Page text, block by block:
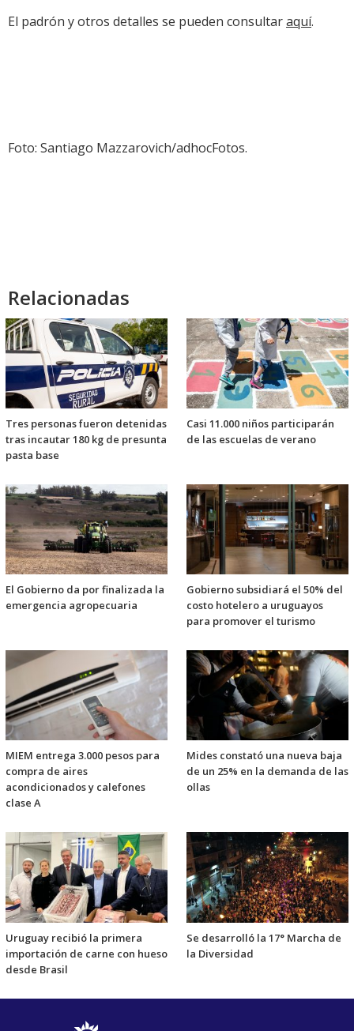
El padrón y otros detalles se pueden consultaraquí.
Foto: Santiago Mazzarovich/adhocFotos.
Relacionadas
Tres personas fueron detenidas
tras incautar 180 kg de presunta
pasta base
Casi 11.000 niños participarán
de las escuelas de verano
El Gobierno da por finalizada la
emergencia agropecuaria
Gobierno subsidiará el 50% del
costo hotelero a uruguayos
para promover el turismo
MIEM entrega 3.000 pesos para
compra de aires
acondicionados y calefones
clase A
Mides constató una nueva baja
de un 25% en la demanda de las
ollas
Uruguay recibió la primera
importación de carne con hueso
desde Brasil
Se desarrolló la 17° Marcha de
la Diversidad